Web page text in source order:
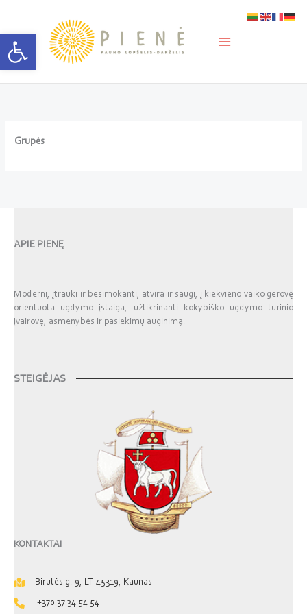
Open toolbar
turinio
Grupės
APIE PIENĘ
Moderni, įtrauki ir besimokanti, atvira ir saugi, į kiekvieno vaiko gerovę
orientuota ugdymo įstaiga, užtikrinanti kokybiško ugdymo turinio
įvairovę, asmenybės ir pasiekimų auginimą.
STEIGĖJAS
KONTAKTAI
Birutės g. 9, LT-45319, Kaunas
+370 37 34 54 54